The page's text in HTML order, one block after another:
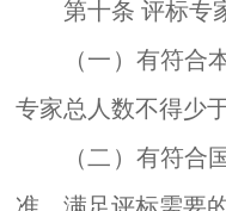
第十条 评标专
（一）有符合
专家总人数不得少
（二）有符合